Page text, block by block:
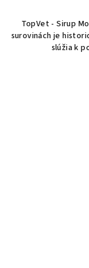
TopVet - Sirup
surovinách je
slúžia k